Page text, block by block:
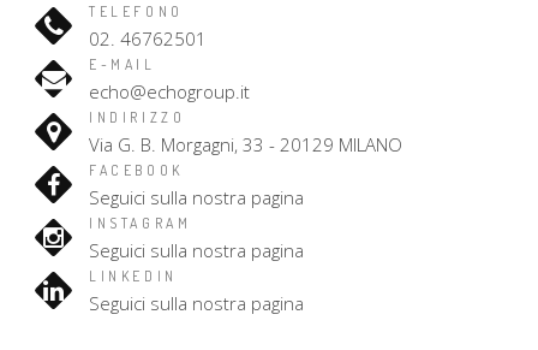
TELEFONO
02. 46762501
E-MAIL
echo@echogroup.it
INDIRIZZO
Via G. B. Morgagni, 33 - 20129 MILANO
FACEBOOK
Seguici sulla nostra pagina
INSTAGRAM
Seguici sulla nostra pagina
LINKEDIN
Seguici sulla nostra pagina